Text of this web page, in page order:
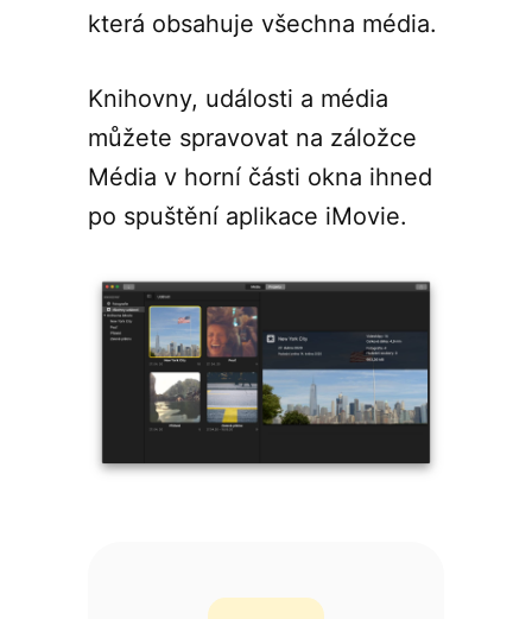
která obsahuje všechna média.
Knihovny, události a média
můžete spravovat na záložce
Média v horní části okna ihned
po spuštění aplikace iMovie.